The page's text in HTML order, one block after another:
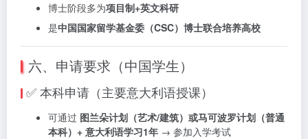
博士阶段多为项目制+英文科研
是中国国家留学基金委（CSC）博士联合培养高校
六、申请要求（中国学生）
✅ 本科申请（主要意大利语授课）
可通过 图兰朵计划（艺术/建筑）或马可波罗计划（普通
本科）+ 意大利语学习1年 → 参加入学考试